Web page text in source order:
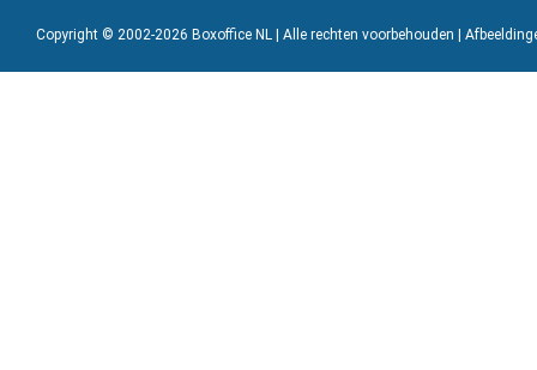
Copyright © 2002-2026 Boxoffice NL | Alle rechten voorbehouden |